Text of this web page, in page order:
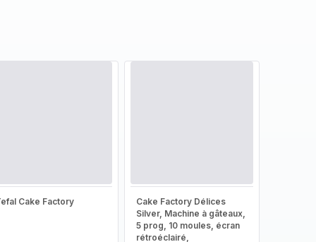
Cake Factory
Cake Factory Délices
Silver, Machine à gâteaux,
5 prog, 10 moules, écran
rétroéclairé,